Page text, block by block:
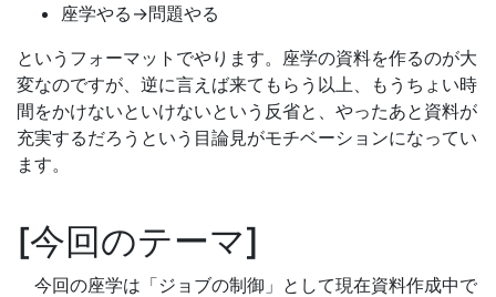
座学やる->問題やる
というフォーマットでやります。座学の資料を作るのが大
変なのですが、逆に言えば来てもらう以上、もうちょい時
間をかけないといけないという反省と、やったあと資料が
充実するだろうという目論見がモチベーションになってい
ます。
今回のテーマ
今回の座学は「ジョブの制御」として現在資料作成中で